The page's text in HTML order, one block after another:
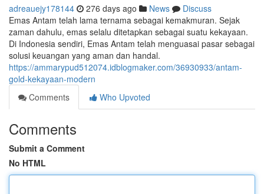
adreauejy178144 276 days ago News
Discuss
Emas Antam telah lama ternama sebagai kemakmuran. Sejak
zaman dahulu, emas selalu ditetapkan sebagai suatu kekayaan.
Di Indonesia sendiri, Emas Antam telah menguasai pasar sebagai
solusi keuangan yang aman dan handal.
https://ammarypud512074.idblogmaker.com/36930933/antam-
gold-kekayaan-modern
Comments
Who Upvoted
Comments
Submit a Comment
No HTML